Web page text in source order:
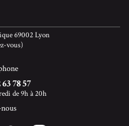
69002 Lyon
vous)
78 57
de 9h à 20h